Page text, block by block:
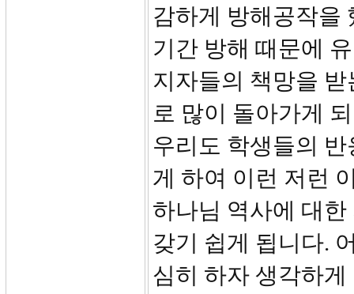
감하게 방해공작을
기간 방해 때문에
지자들의 책망을
로 많이 돌아가게
우리도 학생들의
게 하여 이런 저런
하나님 역사에 대
갖기 쉽게 됩니다.
심히 하자 생각하